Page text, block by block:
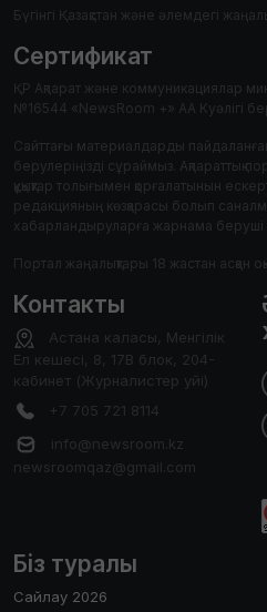
Бүгінгі Қазақстан және әлемдегі
Сертификат
ҚР Ақпарат және коммуникациялар
№16544 «NewsRoom +» АА Куәлігі
Сайттағы материалдарды
берулеріңізді сұраймыз. Ақпараттық
құқықтар толығымен қорғалатынын
редакцияның көзқарасы болып
хабарландыруларға жарнама беруші
Портал жаңалықтары 18 жастан асқан
Контакты
Астана каласы, Менгілік
Ел кешесі, 8, 17В блок, 204-
кабинет (Журналистер уйі)
+7 705 721 8114
info@newsroom.kz
newsroomqaz@gmail.com
Біз туралы
Сайлау 2026